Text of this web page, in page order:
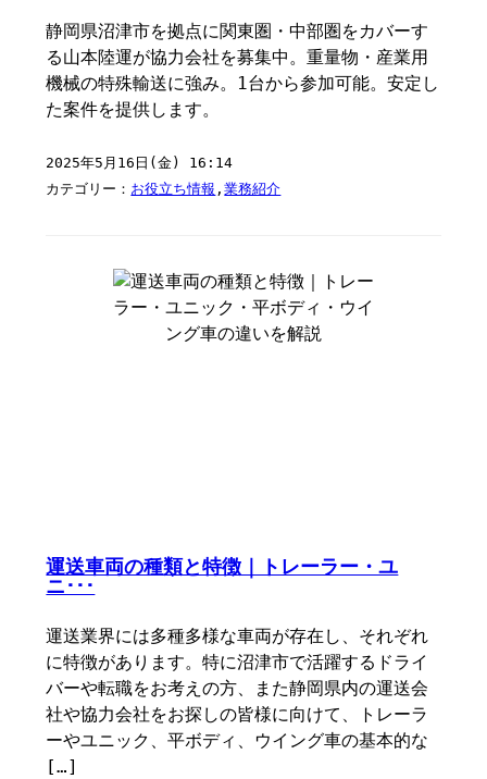
静岡県沼津市を拠点に関東圏・中部圏をカバーす
る山本陸運が協力会社を募集中。重量物・産業用
機械の特殊輸送に強み。1台から参加可能。安定し
た案件を提供します。
2025年5月16日(金) 16:14
カテゴリー： お役立ち情報 ,業務紹介
運送車両の種類と特徴｜トレーラー・ユ
ニ･･･
運送業界には多種多様な車両が存在し、それぞれ
に特徴があります。特に沼津市で活躍するドライ
バーや転職をお考えの方、また静岡県内の運送会
社や協力会社をお探しの皆様に向けて、トレーラ
ーやユニック、平ボディ、ウイング車の基本的な
[…]